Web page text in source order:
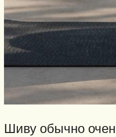
Шиву обычно